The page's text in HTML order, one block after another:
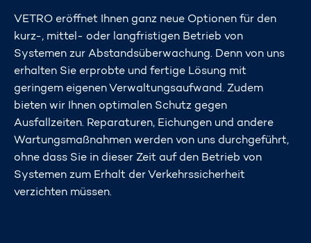
VETRO eröffnet Ihnen ganz neue Optionen für den
kurz-, mittel- oder langfristigen Betrieb von
Systemen zur Abstandsüberwachung. Denn von uns
erhalten Sie erprobte und fertige Lösung mit
geringem eigenen Verwaltungsaufwand. Zudem
bieten wir Ihnen optimalen Schutz gegen
Ausfallzeiten. Reparaturen, Eichungen und andere
Wartungsmaßnahmen werden von uns durchgeführt,
ohne dass Sie in dieser Zeit auf den Betrieb von
Systemen zum Erhalt der Verkehrssicherheit
verzichten müssen.